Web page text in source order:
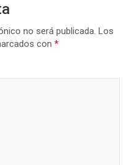
no será publicada. Los
con *